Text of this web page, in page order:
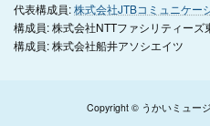
代表構成員:株式会社JTBコミュニケー
構成員: 株式会社NTTファシリティーズ
構成員: 株式会社船井アソシエイツ
Copyright © うかいミュー